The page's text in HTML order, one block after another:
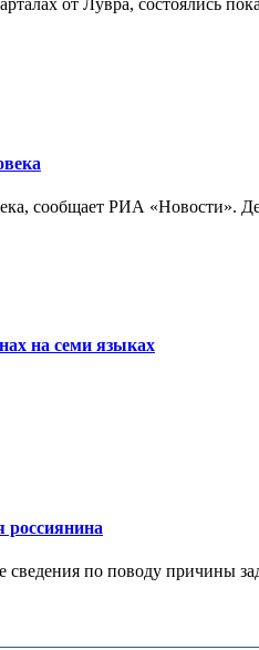
от Лувра, состоялись
сообщает РИА «Новости».
на семи языках
россиянина
по поводу причины